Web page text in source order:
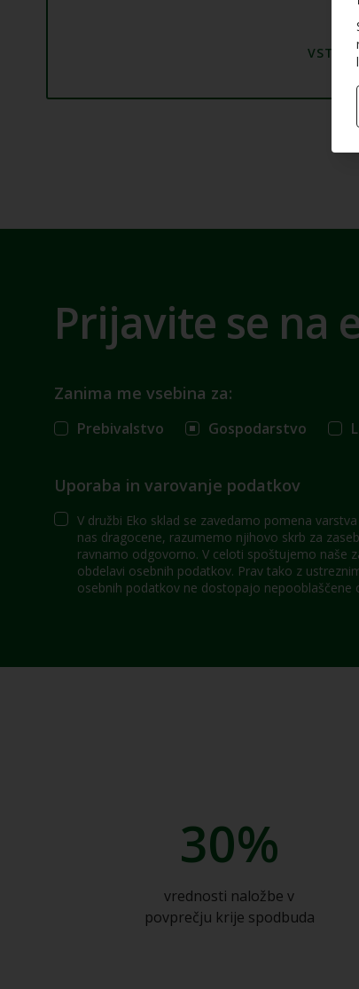
Prijavite se na
Zanima me vsebina za:
Prebivalstvo Gospodarstvo
Uporaba in varovanje podatkov
V družbi Eko sklad se zavedamo pomena
nas dragocene, razumemo njihovo skrb za
ravnamo odgovorno. V celoti spoštujemo naše
obdelavi osebnih podatkov. Prav tako z
osebnih podatkov ne dostopajo nepooblaščene
30%
vrednosti naložbe v
povprečju krije spodbuda